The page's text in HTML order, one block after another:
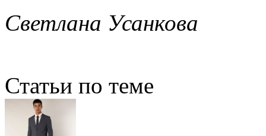
Светлана Усанкова
Статьи по теме